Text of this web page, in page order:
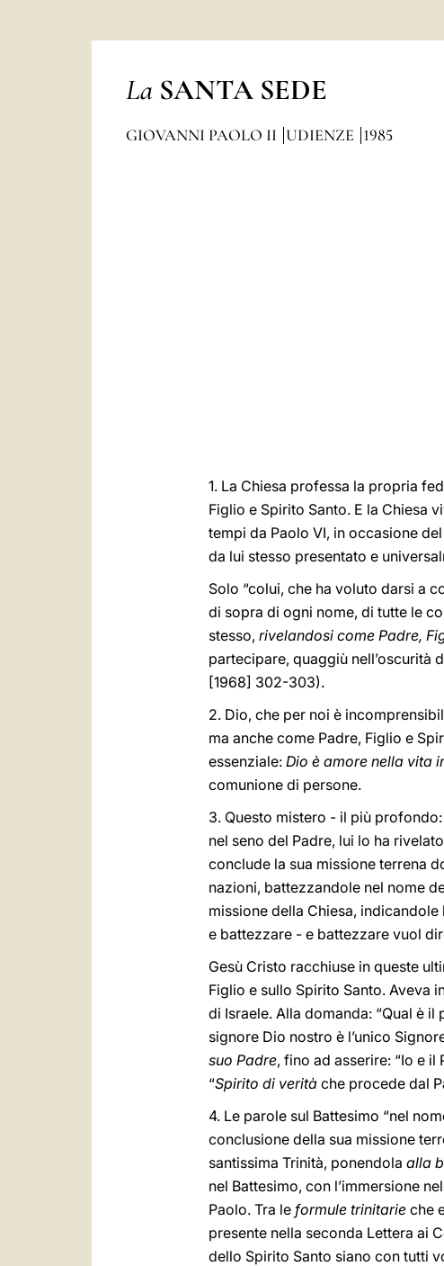
La SANTA SEDE
GIOVANNI PAOLO II UDIENZE 1985
1. La Chiesa professa la propria
Figlio e Spirito Santo. E la Chiesa
tempi da Paolo VI, in occasione
da lui stesso presentato e
Solo “colui, che ha voluto darsi a
di sopra di ogni nome, di tutte le
stesso, rivelandosi come Padre,
partecipare, quaggiù nell’oscurità
[1968] 302-303).
2. Dio, che per noi è
ma anche come Padre, Figlio e
essenziale: Dio è amore nella vita
comunione di persone.
3. Questo mistero - il più
nel seno del Padre, lui lo ha
conclude la sua missione terrena
nazioni, battezzandole nel nome
missione della Chiesa,
e battezzare - e battezzare vuol
Gesù Cristo racchiuse in queste
Figlio e sullo Spirito Santo. Aveva
di Israele. Alla domanda: “Qual è
signore Dio nostro è l’unico
suo Padre, fino ad asserire: “Io e il
“Spirito di verità che procede dal
4. Le parole sul Battesimo “nel
conclusione della sua missione
santissima Trinità, ponendola alla
nel Battesimo, con l’immersione
Paolo. Tra le formule trinitarie che
presente nella seconda Lettera ai
dello Spirito Santo siano con tutti